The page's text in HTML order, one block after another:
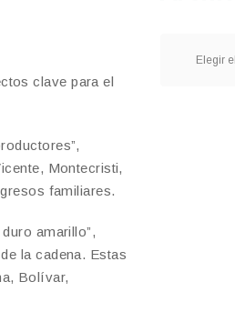
clave para el
Montecristi,
familiares.
amarillo”,
la cadena. Estas
Bolívar,